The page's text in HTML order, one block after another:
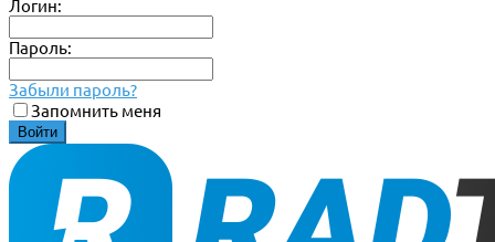
Логин:
Пароль:
Забыли пароль?
Запомнить меня